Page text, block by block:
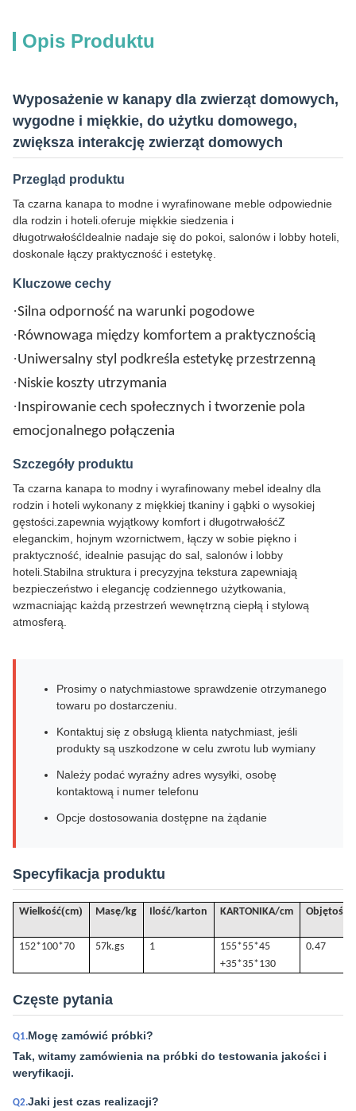
Opis Produktu
Wyposażenie w kanapy dla zwierząt domowych,
wygodne i miękkie, do użytku domowego,
zwiększa interakcję zwierząt domowych
Przegląd produktu
Ta czarna kanapa to modne i wyrafinowane meble odpowiednie
dla rodzin i hoteli.oferuje miękkie siedzenia i
długotrwałośćIdealnie nadaje się do pokoi, salonów i lobby hoteli,
doskonale łączy praktyczność i estetykę.
Kluczowe cechy
·Silna odporność na warunki pogodowe
·Równowaga między komfortem a praktycznością
·Uniwersalny styl podkreśla estetykę przestrzenną
·Niskie koszty utrzymania
·Inspirowanie cech społecznych i tworzenie pola
emocjonalnego połączenia
Szczegóły produktu
Ta czarna kanapa to modny i wyrafinowany mebel idealny dla
rodzin i hoteli wykonany z miękkiej tkaniny i gąbki o wysokiej
gęstości.zapewnia wyjątkowy komfort i długotrwałośćZ
eleganckim, hojnym wzornictwem, łączy w sobie piękno i
praktyczność, idealnie pasując do sal, salonów i lobby
hoteli.Stabilna struktura i precyzyjna tekstura zapewniają
bezpieczeństwo i elegancję codziennego użytkowania,
wzmacniając każdą przestrzeń wewnętrzną ciepłą i stylową
atmosferą.
Prosimy o natychmiastowe sprawdzenie otrzymanego
towaru po dostarczeniu.
Kontaktuj się z obsługą klienta natychmiast, jeśli
produkty są uszkodzone w celu zwrotu lub wymiany
Należy podać wyraźny adres wysyłki, osobę
kontaktową i numer telefonu
Opcje dostosowania dostępne na żądanie
Specyfikacja produktu
Wielkość(cm) Masę/kg Ilość/karton KARTONIKA/cm Objętość
152*100*70 57k.gs 1
155*55*45
+35*35*130
0.47
Częste pytania
Q1.Mogę zamówić próbki?
Tak, witamy zamówienia na próbki do testowania jakości i
weryfikacji.
Q2.Jaki jest czas realizacji?